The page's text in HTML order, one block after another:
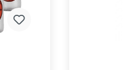
Hand
auf